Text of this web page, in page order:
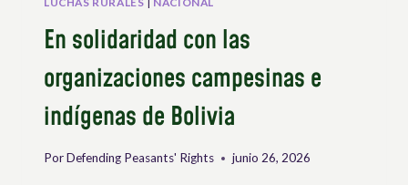
En solidaridad con las
organizaciones campesinas e
indígenas de Bolivia
PorDefending Peasants' Rights junio 26, 2026